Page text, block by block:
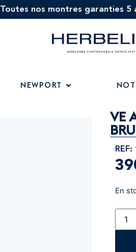
Toutes nos montres garanties 5
NEWPORT
VE
REF:
En